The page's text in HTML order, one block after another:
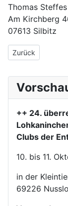
Thomas Steffes
Am Kirchberg
07613 Silbitz
Vorheriger
Zurück
++ 24.
Clubs der
10. bis 11.
in der
69226